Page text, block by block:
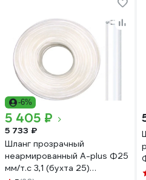
-6%
5 405 ₽
5 733 ₽
Шланг прозрачный
неармированный A-plus Ф25
мм/т.с 3,1 (бухта 25)